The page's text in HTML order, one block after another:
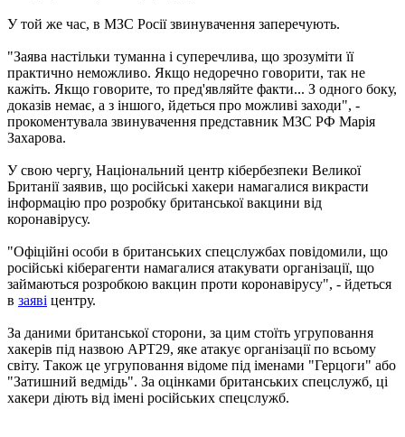
У той же час, в МЗС Росії звинувачення заперечують.
"Заява настільки туманна і суперечлива, що зрозуміти її
практично неможливо. Якщо недоречно говорити, так не
кажіть. Якщо говорите, то пред'являйте факти... З одного боку,
доказів немає, а з іншого, йдеться про можливі заходи", -
прокоментувала звинувачення представник МЗС РФ Марія
Захарова.
У свою чергу, Національний центр кібербезпеки Великої
Британії заявив, що російські хакери намагалися викрасти
інформацію про розробку британської вакцини від
коронавірусу.
"Офіційні особи в британських спецслужбах повідомили, що
російські кіберагенти намагалися атакувати організації, що
займаються розробкою вакцин проти коронавірусу", - йдеться
в заяві центру.
За даними британської сторони, за цим стоїть угруповання
хакерів під назвою APT29, яке атакує організації по всьому
світу. Також це угруповання відоме під іменами "Герцоги" або
"Затишний ведмідь". За оцінками британських спецслужб, ці
хакери діють від імені російських спецслужб.